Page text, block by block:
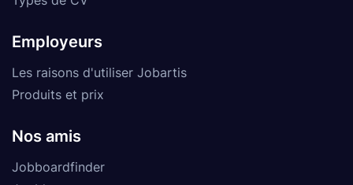
Employeurs
Les raisons d'utiliser Jobartis
Produits et prix
Nos amis
Jobboardfinder